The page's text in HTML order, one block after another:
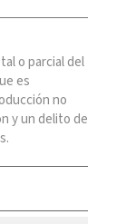
o parcial del
es
no
y un delito de